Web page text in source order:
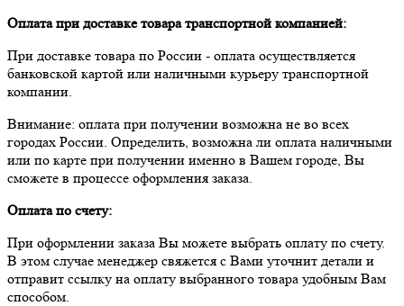
Оплата при доставке товара транспортной компанией:
При доставке товара по России - оплата осуществляется
банковской картой или наличными курьеру транспортной
компании.
Внимание: оплата при получении возможна не во всех
городах России. Определить, возможна ли оплата наличными
или по карте при получении именно в Вашем городе, Вы
сможете в процессе оформления заказа.
Оплата по счету:
При оформлении заказа Вы можете выбрать оплату по счету.
В этом случае менеджер свяжется с Вами уточнит детали и
отправит ссылку на оплату выбранного товара удобным Вам
способом.